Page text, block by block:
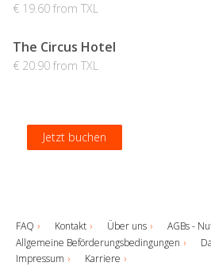
Jetzt buchen
Jetzt buchen
€ 19.60 from TXL
Jetzt buchen
The Circus Hotel
€ 20.90 from TXL
Jetzt buchen
FAQ Kontakt Über uns
AGBs -
Allgemeine Beförderungsbedingungen
Impressum
Karriere